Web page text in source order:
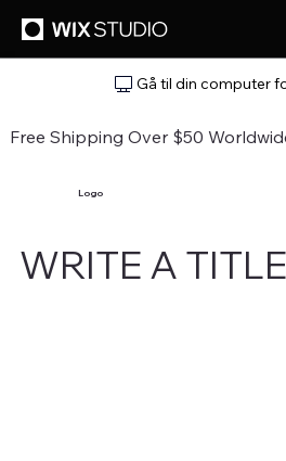
Gå til din computer